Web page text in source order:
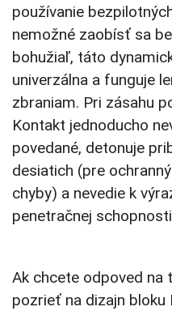
používanie
nemožné zaobísť sa
bohužiaľ, táto
univerzálna a funguje
zbraniam. Pri zásahu
Kontakt jednoducho
povedané, detonuje
desiatich (pre
chyby) a nevedie k
penetračnej
Ak chcete odpoved na
pozrieť na dizajn bloku